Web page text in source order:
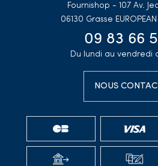
Fournishop - 107 Av.
06130 Grasse
09 83 66
Du lundi au vendredi
NOUS